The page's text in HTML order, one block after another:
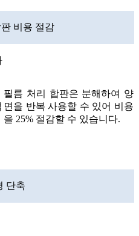
비용 절감
필름 처리 합판은 분해하여 양
면을 반복 사용할 수 있어 비용
을 25% 절감할 수 있습니다.
단축